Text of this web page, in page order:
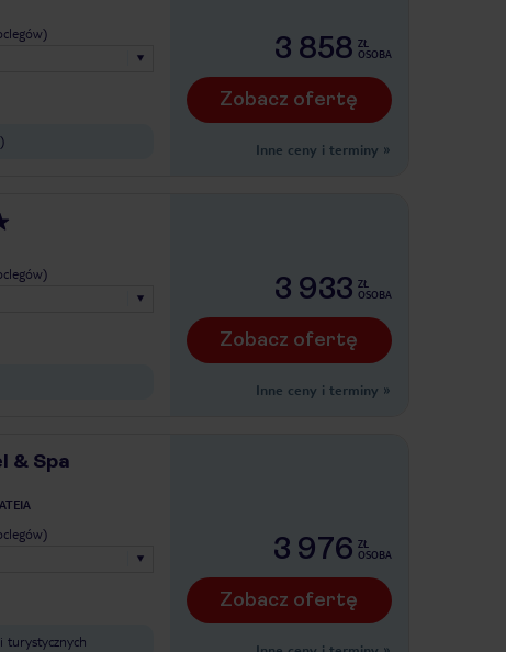
3 858 ZŁ
OSOBA
Zobacz ofertę
Inne ceny i terminy »
3 933 ZŁ
OSOBA
Zobacz ofertę
Inne ceny i terminy »
& Spa
turystycznych
3 976 ZŁ
OSOBA
Zobacz ofertę